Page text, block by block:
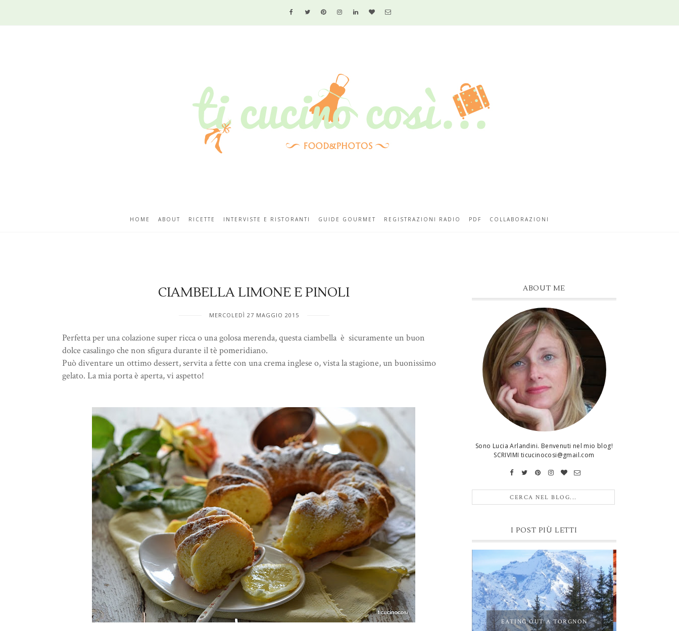
HOME ABOUT RICETTE INTERVISTE E RISTORANTI GUIDE GOURMET REGISTRAZIONI RADIO PDF COLLABORAZIONI
CIAMBELLA LIMONE E PINOLI
MERCOLEDÌ 27 MAGGIO 2015
Perfetta per una colazione super ricca o una golosa merenda, questa ciambella è sicuramente un buon
dolce casalingo che non sfigura durante il tè pomeridiano.
Può diventare un ottimo dessert, servita a fette con una crema inglese o, vista la stagione, un buonissimo
gelato. La mia porta è aperta, vi aspetto!
ABOUT ME
Sono Lucia Arlandini. Benvenuti nel mio blog!
SCRIVIMI ticucinocosi@gmail.com
I POST PIÙ LETTI
EATING OUT A TORGNON